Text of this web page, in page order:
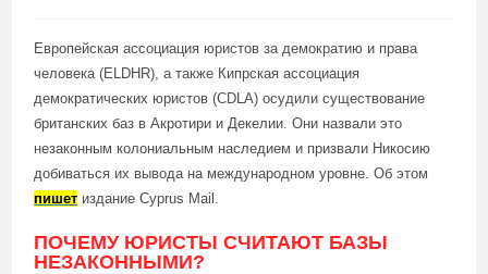
Европейская ассоциация юристов за демократию и права
человека (ELDHR), а также Кипрская ассоциация
демократических юристов (CDLA) осудили существование
британских баз в Акротири и Декелии. Они назвали это
незаконным колониальным наследием и призвали Никосию
добиваться их вывода на международном уровне. Об этом
пишет издание Cyprus Mail.
ПОЧЕМУ ЮРИСТЫ СЧИТАЮТ БАЗЫ
НЕЗАКОННЫМИ?